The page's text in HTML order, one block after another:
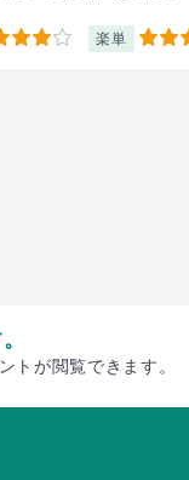
楽単 3.5
トが閲覧できます。